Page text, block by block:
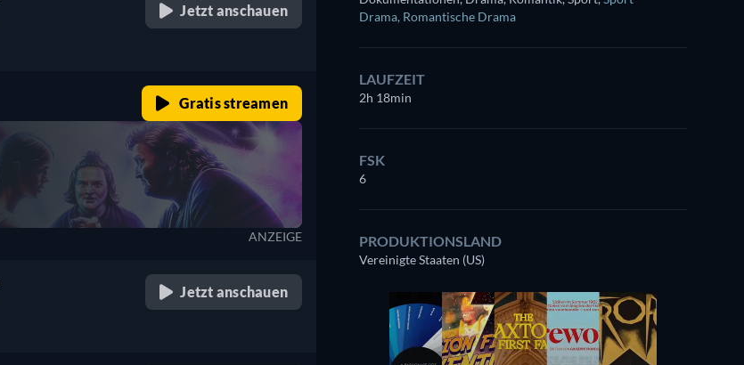
Jetzt anschauen
Gratis streamen
ANZEIGE
Jetzt anschauen
Drama, Romantische Drama
LAUFZEIT
2h 18min
FSK
6
PRODUKTIONSLAND
Vereinigte Staaten (US)